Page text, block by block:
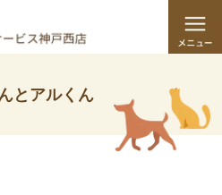
とアルくん